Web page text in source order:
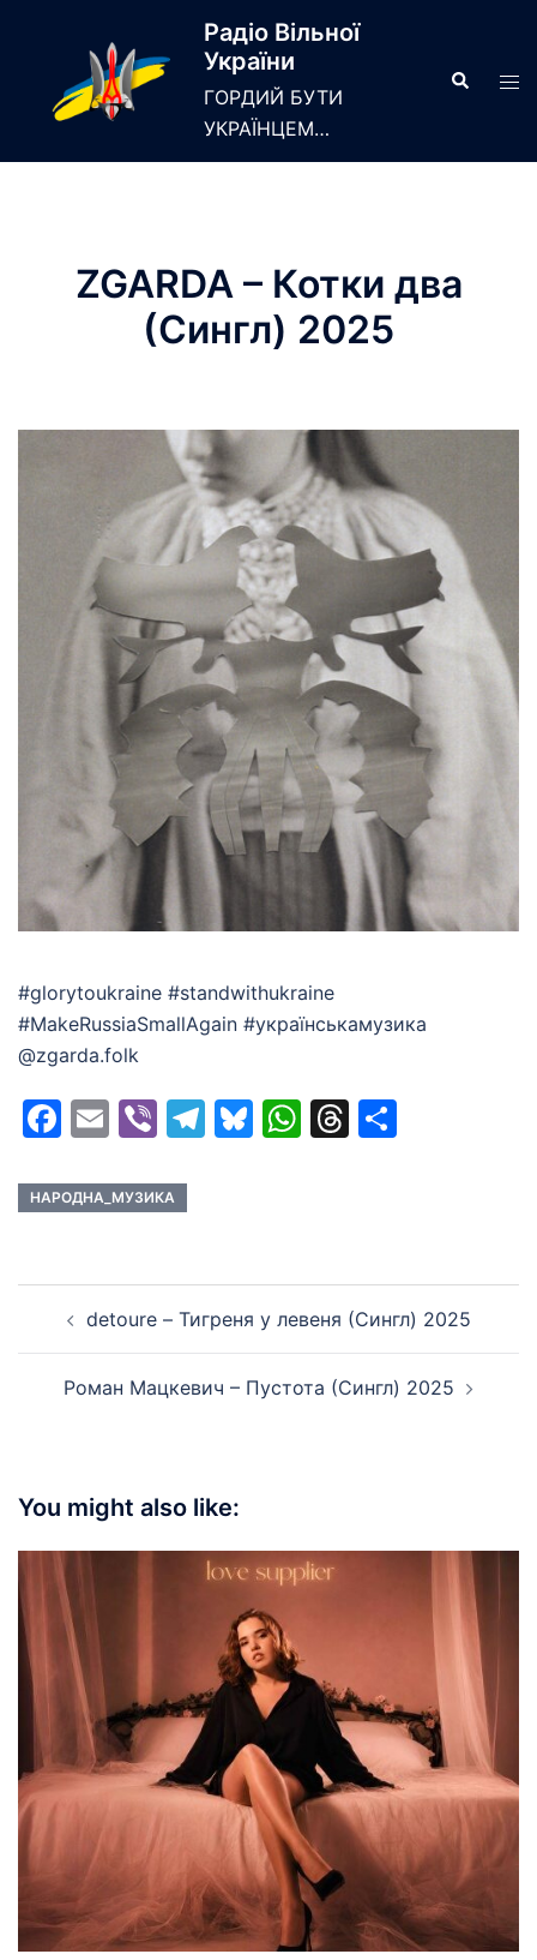
Радіо Вільної
України
ГОРДИЙ БУТИ
УКРАЇНЦЕМ…
Search
ZGARDA – Котки два
(Сингл) 2025
#glorytoukraine #standwithukraine
#MakeRussiaSmallAgain #українськамузика
@zgarda.folk
Facebook
EmailViberTelegram
Bluesky
WhatsApp
Threads
НАРОДНА_МУЗИКА
navigation
detoure – Тигреня у левеня (Сингл) 2025
Роман Мацкевич – Пустота (Сингл) 2025
You might also like: